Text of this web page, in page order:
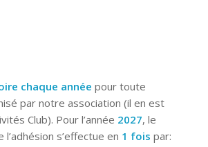
chaque année pour toute
par notre association (il en est
Club). Pour l’année 2027, le
l’adhésion s’effectue en 1 fois par: